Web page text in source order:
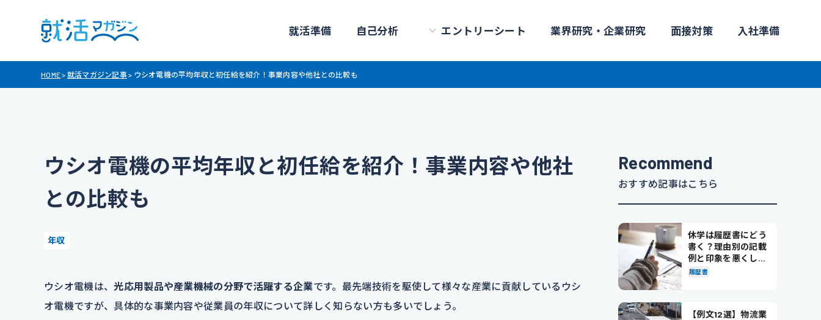
就活準備 自己分析 エントリーシート 業界研究・企業研究 面接対策 入社準備
HOME> 就活マガジン記事 > ウシオ電機の平均年収と初任給を紹介！事業内容や他社との比較も
ウシオ電機の平均年収と初任給を紹介！事業内容や他社
との比較も
年収
ウシオ電機は、光応用製品や産業機械の分野で活躍する企業です。最先端技術を駆使して様々な産業に貢献しているウシ
オ電機ですが、具体的な事業内容や従業員の年収について詳しく知らない方も多いでしょう。
Recommend
おすすめ記事はこちら
休学は履歴書にどう
書く？理由別の記載
例と印象を悪くしな
い書き方を解説
履歴書
【例文12選】物流業